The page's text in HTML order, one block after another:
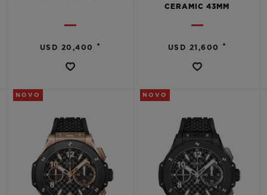
USD 20,400 •
CERAMIC 43MM
USD 21,600 •
NOVO NOVO
ENTREGA E DEVOLUÇÕES DE CORTESIA
EMBALAGEM DE PRESENTES
CONTATO